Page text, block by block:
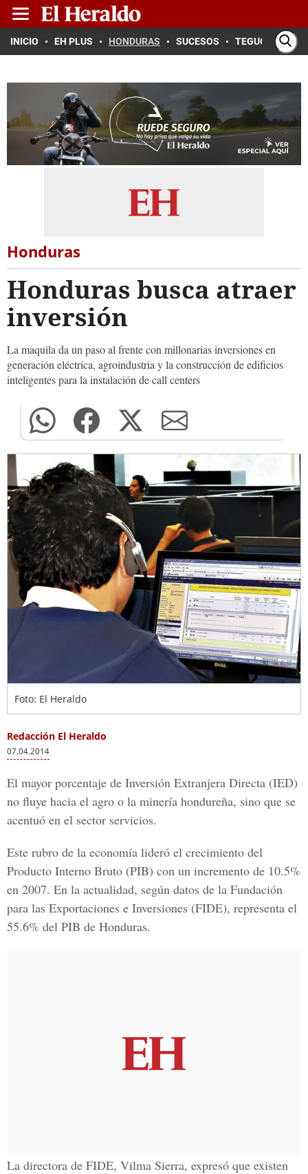
INICIO EH PLUS HONDURAS SUCESOS TEGUCIGALPA
Honduras
Honduras busca atraer
inversión
La maquila da un paso al frente con millonarias inversiones en
generación eléctrica, agroindustria y la construcción de edificios
inteligentes para la instalación de call centers
Foto: El Heraldo
Redacción El Heraldo
07.04.2014
El mayor porcentaje de Inversión Extranjera Directa (IED)
no fluye hacia el agro o la minería hondureña, sino que se
acentuó en el sector servicios.
Este rubro de la economía lideró el crecimiento del
Producto Interno Bruto (PIB) con un incremento de 10.5%
en 2007. En la actualidad, según datos de la Fundación
para las Exportaciones e Inversiones (FIDE), representa el
55.6% del PIB de Honduras.
La directora de FIDE, Vilma Sierra, expresó que existen